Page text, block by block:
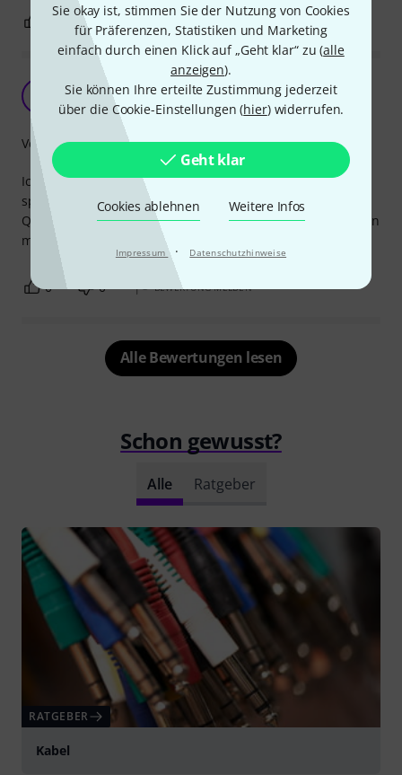
Sie okay ist, stimmen Sie der Nutzung von Cookies
für Präferenzen, Statistiken und Marketing
einfach durch einen Klick auf „Geht klar“ zu (alle
anzeigen).
Sie können Ihre erteilte Zustimmung jederzeit
über die Cookie-Einstellungen (hier) widerrufen.
Geht klar
Cookies ablehnen Weitere Infos
Impressum · Datenschutzhinweise
Top Buchse
Sebastian.s 30.10.2025
Ich habe die Buchse 3x in meinem Jack eingebaut um mein
spd sx durchzuschleusen. Die Buchsen haben eine super
Qualität und funktioniert einwandfrei. Ich kann die Buchsen
mit gutem gewissen Weiterempfehlen.
Verarbeitung
0 0 BEWERTUNG MELDEN
Alle Bewertungen lesen
Schon gewusst?
Alle Ratgeber
RATGEBER
Kabel